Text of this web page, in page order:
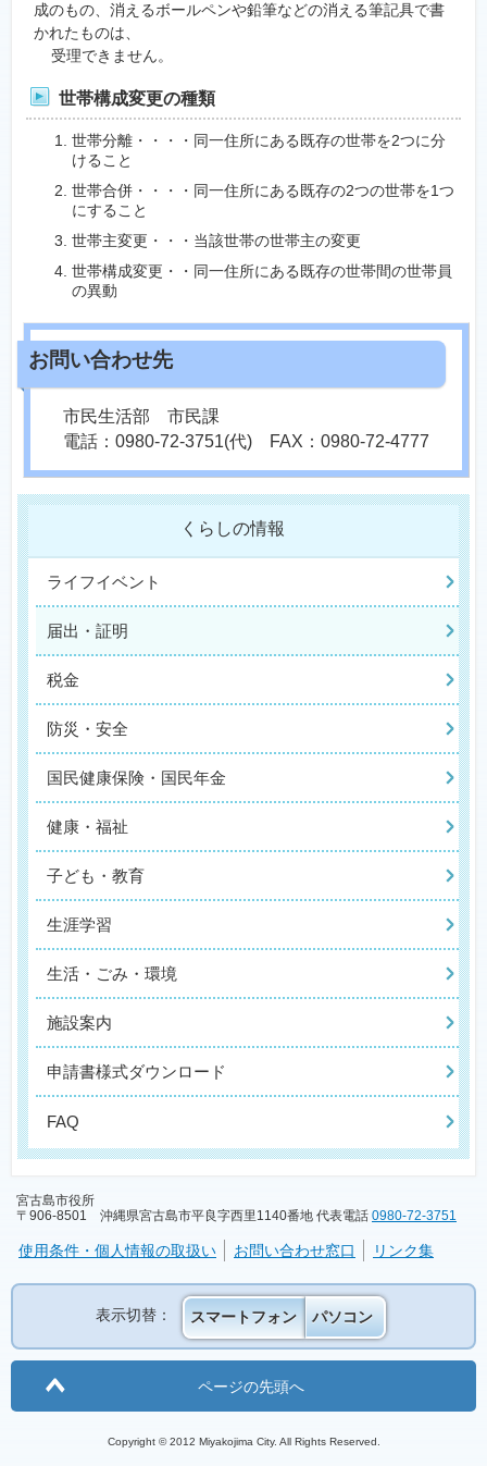
成のもの、消えるボールペンや鉛筆などの消える筆記具で書
かれたものは、
受理できません。
世帯構成変更の種類
世帯分離・・・・同一住所にある既存の世帯を2つに分
けること
世帯合併・・・・同一住所にある既存の2つの世帯を1つ
にすること
世帯主変更・・・当該世帯の世帯主の変更
世帯構成変更・・同一住所にある既存の世帯間の世帯員
の異動
市民生活部 市民課
電話：0980-72-3751(代) FAX：0980-72-4777
くらしの情報
ライフイベント
届出・証明
税金
防災・安全
国民健康保険・国民年金
健康・福祉
子ども・教育
生涯学習
生活・ごみ・環境
施設案内
申請書様式ダウンロード
FAQ
宮古島市役所
〒906-8501 沖縄県宮古島市平良字西里1140番地 代表電話 0980-72-3751
使用条件・個人情報の取扱い お問い合わせ窓口 リンク集
表示切替： スマートフォン パソコン
ページの先頭へ
Copyright © 2012 Miyakojima City. All Rights Reserved.